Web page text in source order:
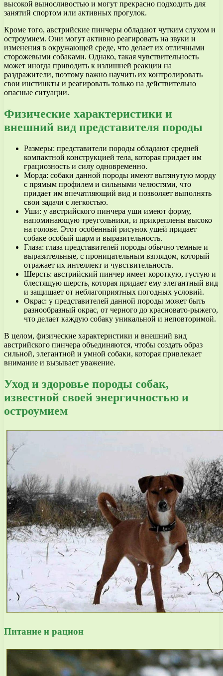
высокой выносливостью и могут прекрасно подходить для
занятий спортом или активных прогулок.
Кроме того, австрийские пинчеры обладают чутким слухом и
остроумием. Они могут активно реагировать на звуки и
изменения в окружающей среде, что делает их отличными
сторожевыми собаками. Однако, такая чувствительность
может иногда приводить к излишней реакции на
раздражители, поэтому важно научить их контролировать
свои инстинкты и реагировать только на действительно
опасные ситуации.
Физические характеристики и
внешний вид представителя породы
Размеры: представители породы обладают средней
компактной конструкцией тела, которая придает им
грациозность и силу одновременно.
Морда: собаки данной породы имеют вытянутую морду
с прямым профилем и сильными челюстями, что
придает им впечатляющий вид и позволяет выполнять
свои задачи с легкостью.
Уши: у австрийского пинчера уши имеют форму,
напоминающую треугольники, и прикреплены высоко
на голове. Этот особенный рисунок ушей придает
собаке особый шарм и выразительность.
Глаза: глаза представителей породы обычно темные и
выразительные, с проницательным взглядом, который
отражает их интеллект и чувствительность.
Шерсть: австрийский пинчер имеет короткую, густую и
блестящую шерсть, которая придает ему элегантный вид
и защищает от неблагоприятных погодных условий.
Окрас: у представителей данной породы может быть
разнообразный окрас, от черного до красновато-рыжего,
что делает каждую собаку уникальной и неповторимой.
В целом, физические характеристики и внешний вид
австрийского пинчера объединяются, чтобы создать образ
сильной, элегантной и умной собаки, которая привлекает
внимание и вызывает уважение.
Уход и здоровье породы собак,
известной своей энергичностью и
остроумием
Питание и рацион